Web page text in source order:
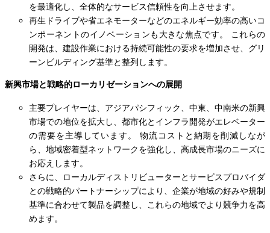
を最適化し、全体的なサービス信頼性を向上させます。
再生ドライブや省エネモーターなどのエネルギー効率の高いコ
ンポーネントのイノベーションも大きな焦点です。 これらの
開発は、建設作業における持続可能性の要求を増加させ、グリ
ーンビルディング基準と整列します。
新興市場と戦略的ローカリゼーションへの展開
主要プレイヤーは、アジアパシフィック、中東、中南米の新興
市場での地位を拡大し、都市化とインフラ開発がエレベーター
の需要を主導しています。 物流コストと納期を削減しなが
ら、地域密着型ネットワークを強化し、高成長市場のニーズに
お応えします。
さらに、ローカルディストリビューターとサービスプロバイダ
との戦略的パートナーシップにより、企業が地域の好みや規制
基準に合わせて製品を調整し、これらの地域でより競争力を高
めます。